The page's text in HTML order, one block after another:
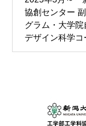
協創センター
グラム・大学
デザイン科学コ